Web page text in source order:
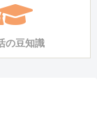
の豆知識